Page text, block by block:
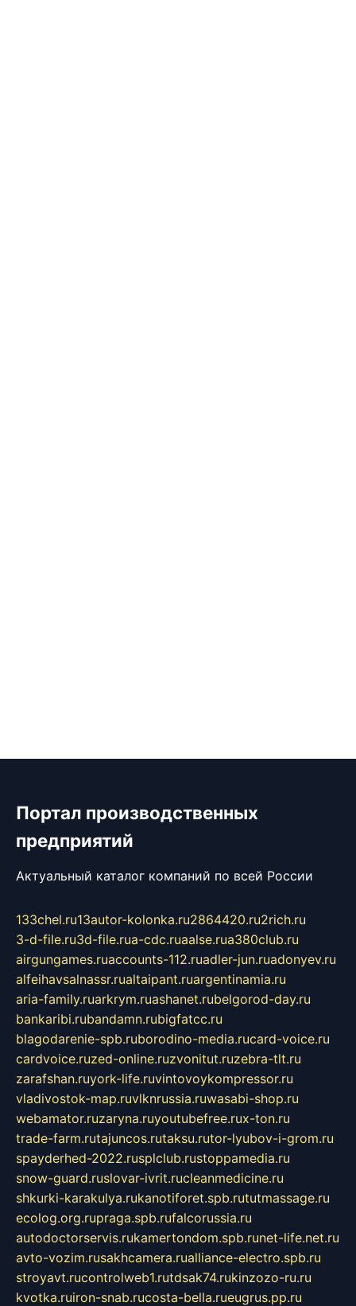
Портал производственных
предприятий
Актуальный каталог компаний по всей России
133chel.ru13autor-kolonka.ru2864420.ru2rich.ru
3-d-file.ru3d-file.rua-cdc.ruaalse.rua380club.ru
airgungames.ruaccounts-112.ruadler-jun.ruadonyev.ru
alfeihavsalnassr.rualtaipant.ruargentinamia.ru
aria-family.ruarkrym.ruashanet.rubelgorod-day.ru
bankaribi.rubandamn.rubigfatcc.ru
blagodarenie-spb.ruborodino-media.rucard-voice.ru
cardvoice.ruzed-online.ruzvonitut.ruzebra-tlt.ru
zarafshan.ruyork-life.ruvintovoykompressor.ru
vladivostok-map.ruvlknrussia.ruwasabi-shop.ru
webamator.ruzaryna.ruyoutubefree.rux-ton.ru
trade-farm.rutajuncos.rutaksu.rutor-lyubov-i-grom.ru
spayderhed-2022.rusplclub.rustoppamedia.ru
snow-guard.ruslovar-ivrit.rucleanmedicine.ru
shkurki-karakulya.rukanotiforet.spb.rututmassage.ru
ecolog.org.rupraga.spb.rufalcorussia.ru
autodoctorservis.rukamertondom.spb.runet-life.net.ru
avto-vozim.rusakhcamera.rualliance-electro.spb.ru
stroyavt.rucontrolweb1.rutdsak74.rukinzozo-ru.ru
kvotka.ruiron-snab.rucosta-bella.rueugrus.pp.ru